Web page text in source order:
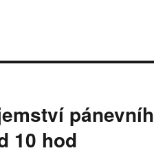
10 hod